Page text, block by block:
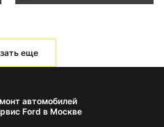
еще
автомобилей
Ford в Москве